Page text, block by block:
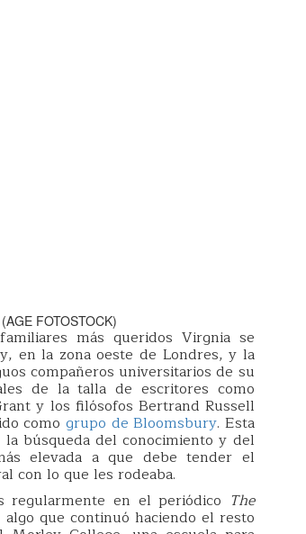
FOTOSTOCK)
más queridos Virgnia se
en la zona oeste de Londres, y la
compañeros universitarios de su
de la talla de escritores como
y los filósofos Bertrand Russell
como grupo de Bloomsbury. Esta
búsqueda del conocimiento y del
elevada a que debe tender el
con lo que les rodeaba.
en el periódico The
algo que continuó haciendo el resto